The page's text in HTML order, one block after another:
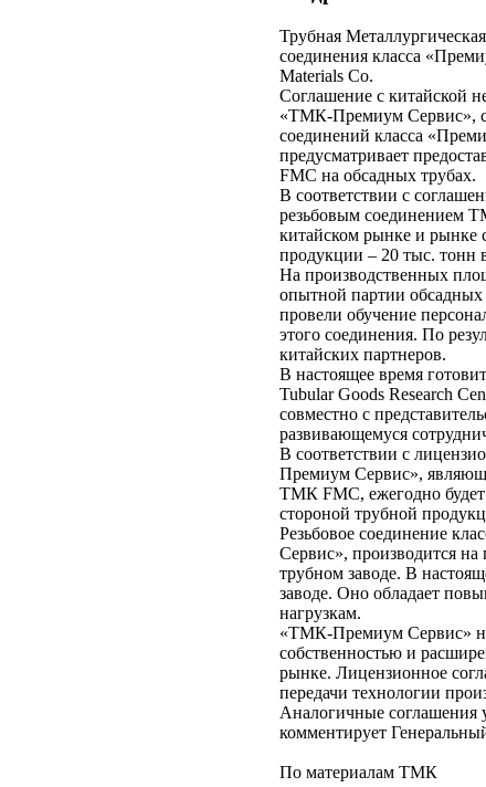
Трубная
соединения класса
Materials Co.
Соглашение с китайской
«ТМК-Премиум Сервис»,
соединений класса
предусматривает
FMC на обсадных трубах.
В соответствии с
резьбовым соединением
китайском рынке и рынке
продукции – 20 тыс. тонн
На производственных
опытной партии
провели обучение
этого соединения. По
китайских партнеров.
В настоящее время
Tubular Goods Research
совместно с
развивающемуся
В соответствии с
Премиум Сервис»,
ТМК FMC, ежегодно будет
стороной трубной
Резьбовое соединение
Сервис», производится
трубном заводе. В
заводе. Оно обладает
нагрузкам.
«ТМК-Премиум Сервис»
собственностью и
рынке. Лицензионное
передачи технологии
Аналогичные соглашения
комментирует
По материалам ТМК